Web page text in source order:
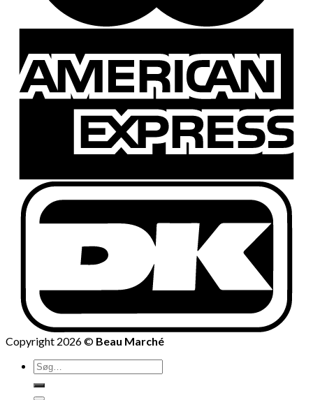
Copyright 2026 © Beau Marché
Søg
efter: